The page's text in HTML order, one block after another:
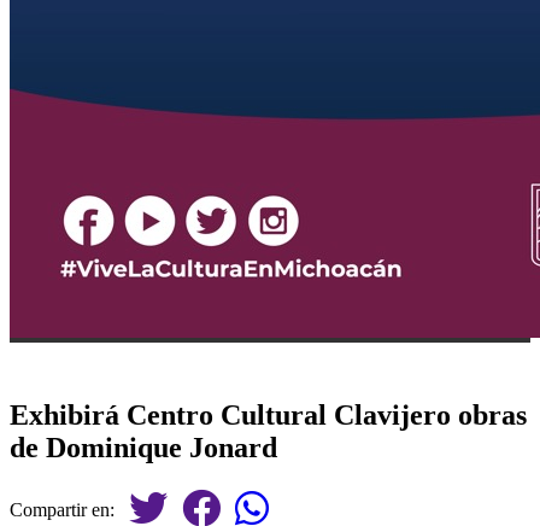
Exhibirá Centro Cultural Clavijero obras
de Dominique Jonard
Compartir en: